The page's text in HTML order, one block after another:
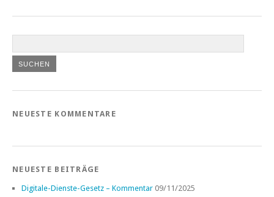
NEUESTE KOMMENTARE
NEUESTE BEITRÄGE
Digitale-Dienste-Gesetz – Kommentar 09/11/2025